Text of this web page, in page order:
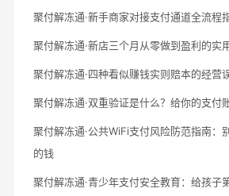
聚付解冻通·新手商家对接支付通道全流程
聚付解冻通·新店三个月从零做到盈利的实
聚付解冻通·四种看似赚钱实则赔本的经营
聚付解冻通·双重验证是什么？给你的支付
聚付解冻通·公共WiFi支付风险防范指南：
的钱
聚付解冻通·青少年支付安全教育：给孩子